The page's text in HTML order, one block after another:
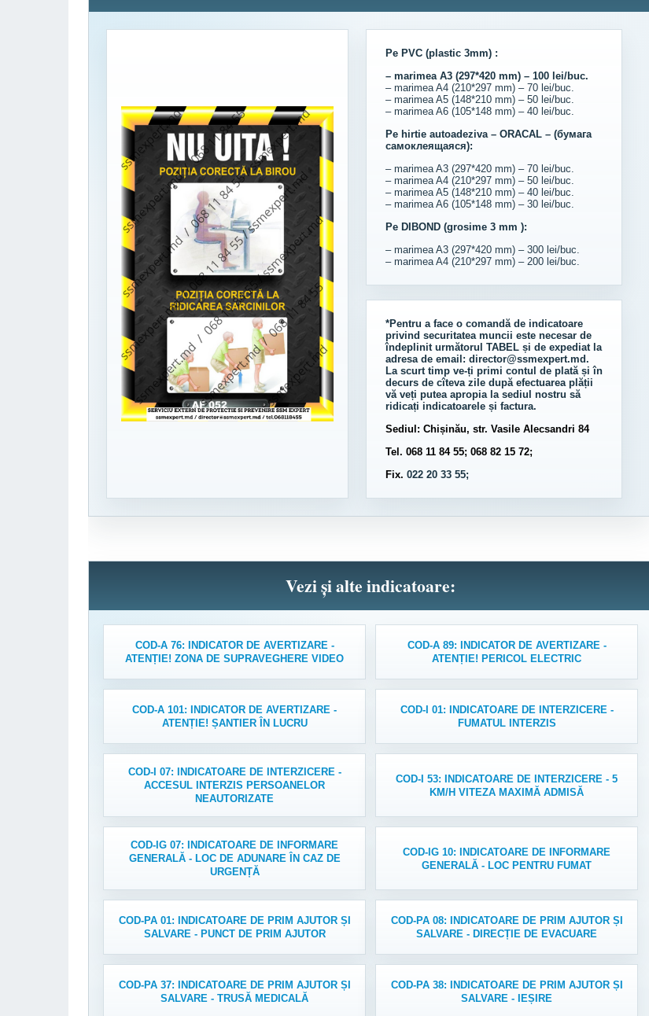
Pe PVC (plastic 3mm) :
– marimea A3 (297*420 mm) – 100 lei/buc.
– marimea A4 (210*297 mm) – 70 lei/buc.
– marimea A5 (148*210 mm) – 50 lei/buc.
– marimea A6 (105*148 mm) – 40 lei/buc.
Pe hirtie autoadeziva – ORACAL – (бумага
самоклеящаяся):
– marimea A3 (297*420 mm) – 70 lei/buc.
– marimea A4 (210*297 mm) – 50 lei/buc.
– marimea A5 (148*210 mm) – 40 lei/buc.
– marimea A6 (105*148 mm) – 30 lei/buc.
Pe DIBOND (grosime 3 mm ):
– marimea A3 (297*420 mm) – 300 lei/buc.
– marimea A4 (210*297 mm) – 200 lei/buc.
*Pentru a face o comandă de indicatoare
privind securitatea muncii este necesar de
îndeplinit următorul TABELși de expediat la
adresa de email: director@ssmexpert.md.
La scurt timp ve-ți primi contul de plată și în
decurs de cîteva zile după efectuarea plății
vă veți putea apropia la sediul nostru să
ridicați indicatoarele și factura.
Sediul: Chișinău, str. Vasile Alecsandri 84
Tel. 068 11 84 55; 068 82 15 72;
Fix. 022 20 33 55;
Vezi și alte indicatoare:
COD-A 76: INDICATOR DE AVERTIZARE -
ATENȚIE! ZONA DE SUPRAVEGHERE VIDEO
COD-A 89: INDICATOR DE AVERTIZARE -
ATENȚIE! PERICOL ELECTRIC
COD-A 101: INDICATOR DE AVERTIZARE -
ATENȚIE! ȘANTIER ÎN LUCRU
COD-I 01: INDICATOARE DE INTERZICERE -
FUMATUL INTERZIS
COD-I 07: INDICATOARE DE INTERZICERE -
ACCESUL INTERZIS PERSOANELOR
NEAUTORIZATE
COD-I 53: INDICATOARE DE INTERZICERE - 5
KM/H VITEZA MAXIMĂ ADMISĂ
COD-IG 07: INDICATOARE DE INFORMARE
GENERALĂ - LOC DE ADUNARE ÎN CAZ DE
URGENȚĂ
COD-IG 10: INDICATOARE DE INFORMARE
GENERALĂ - LOC PENTRU FUMAT
COD-PA 01: INDICATOARE DE PRIM AJUTOR ȘI
SALVARE - PUNCT DE PRIM AJUTOR
COD-PA 08: INDICATOARE DE PRIM AJUTOR ȘI
SALVARE - DIRECȚIE DE EVACUARE
COD-PA 37: INDICATOARE DE PRIM AJUTOR ȘI
SALVARE - TRUSĂ MEDICALĂ
COD-PA 38: INDICATOARE DE PRIM AJUTOR ȘI
SALVARE - IEȘIRE